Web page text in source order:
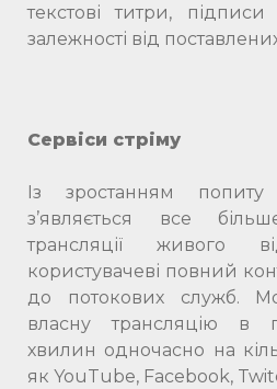
текстові титри,
залежності від
Сервіси стріму
Із зростанням попиту
з’являється все
трансляції живого
користувачеві повний
до потокових служб.
власну трансляцію в
хвилин одночасно на
як YouTube, Facebook,